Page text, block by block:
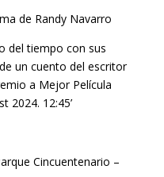
de Randy Navarro
del tiempo con sus
un cuento del escritor
a Mejor Película
2024. 12:45’
Cincuentenario –